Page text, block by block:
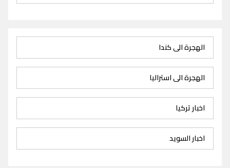
الهجرة الى كندا
الهجرة الى استراليا
اخبار تركيا
اخبار السويد